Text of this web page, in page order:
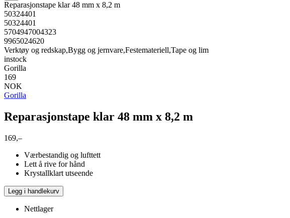
Reparasjonstape klar 48 mm x 8,2 m
50324401
50324401
5704947004323
9965024620
Verktøy og redskap,Bygg og jernvare,Festemateriell,Tape og lim
instock
Gorilla
169
NOK
Gorilla
Reparasjonstape klar 48 mm x 8,2 m
169,–
Værbestandig og lufttett
Lett å rive for hånd
Krystallklart utseende
Legg i handlekurv
Nettlager